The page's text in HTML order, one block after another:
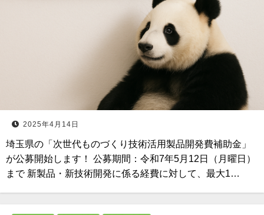
2025年4月14日
埼玉県の「次世代ものづくり技術活用製品開発費補助金」
が公募開始します！ 公募期間：令和7年5月12日（月曜日）
まで 新製品・新技術開発に係る経費に対して、最大1…